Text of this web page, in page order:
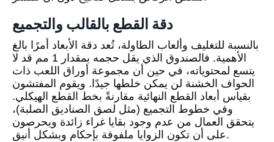
دقة القطع بالقالب والتجميع
بالنسبة للتغليف وألعاب الطاولة، تُعد دقة الأبعاد أمرًا بالغ
الأهمية. فالصندوق الذي يقل حجمه بمقدار 1 مم قد لا
يتسع لمحتوياته، في حين أن مجموعة أوراق اللعب ذات
الحواف الخشنة لن يمكن خلطها جيدًا. ويقوم المفتشون
بقياس أبعاد القطع النهائية مقارنةً بخط القطع الهيكلي.
وفي خطوط التجميع (مثل لصق الصناديق الصلبة)،
يتحقق العمال من عدم وجود بقايا غراء زائدة ويحرصون
على أن تكون الزوايا ملفوفة بإحكام وبشكل أنيق.